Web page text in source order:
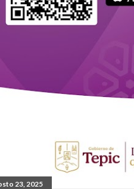
23, 2025